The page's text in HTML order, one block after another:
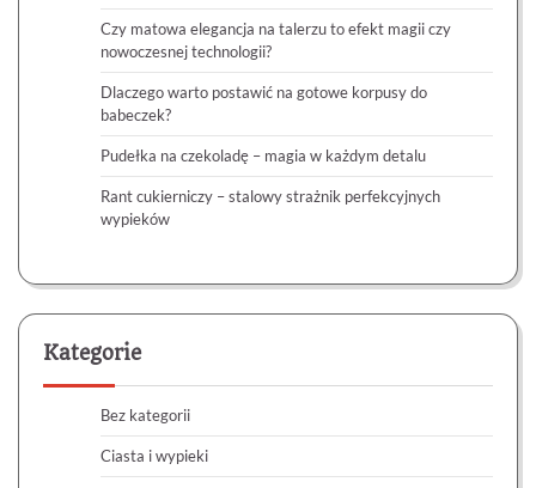
Czy matowa elegancja na talerzu to efekt magii czy
nowoczesnej technologii?
Dlaczego warto postawić na gotowe korpusy do
babeczek?
Pudełka na czekoladę – magia w każdym detalu
Rant cukierniczy – stalowy strażnik perfekcyjnych
wypieków
Kategorie
Bez kategorii
Ciasta i wypieki